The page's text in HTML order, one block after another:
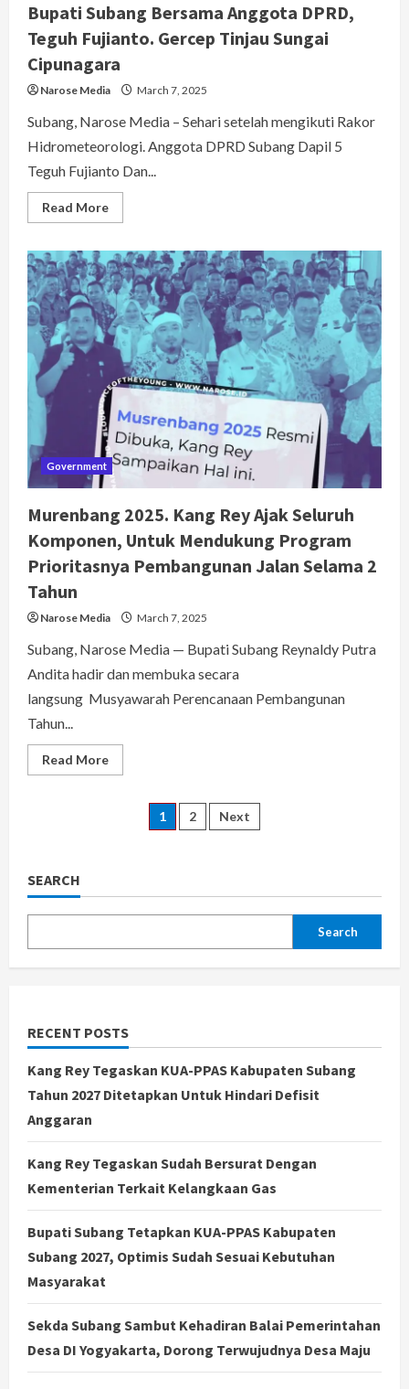
Bupati Subang Bersama Anggota DPRD,
Teguh Fujianto. Gercep Tinjau Sungai
Cipunagara
Narose Media March 7, 2025
Subang, Narose Media – Sehari setelah mengikuti Rakor
Hidrometeorologi. Anggota DPRD Subang Dapil 5
Teguh Fujianto Dan...
Read MoreRead
more
Subang
Bersama
Anggota
DPRD,
Teguh
Fujianto.
Gercep
Tinjau
Sungai
Cipunagara
Government
Murenbang 2025. Kang Rey Ajak Seluruh
Komponen, Untuk Mendukung Program
Prioritasnya Pembangunan Jalan Selama 2
Tahun
Narose Media March 7, 2025
Subang, Narose Media — Bupati Subang Reynaldy Putra
Andita hadir dan membuka secara
langsung Musyawarah Perencanaan Pembangunan
Tahun...
Read MoreRead
more
Mendukung
Program
Jalan
Posts
1 2 Next
SEARCH
Search
RECENT POSTS
Kang Rey Tegaskan KUA-PPAS Kabupaten Subang
Tahun 2027 Ditetapkan Untuk Hindari Defisit
Anggaran
Kang Rey Tegaskan Sudah Bersurat Dengan
Kementerian Terkait Kelangkaan Gas
Bupati Subang Tetapkan KUA-PPAS Kabupaten
Subang 2027, Optimis Sudah Sesuai Kebutuhan
Masyarakat
Sekda Subang Sambut Kehadiran Balai Pemerintahan
Desa DI Yogyakarta, Dorong Terwujudnya Desa Maju